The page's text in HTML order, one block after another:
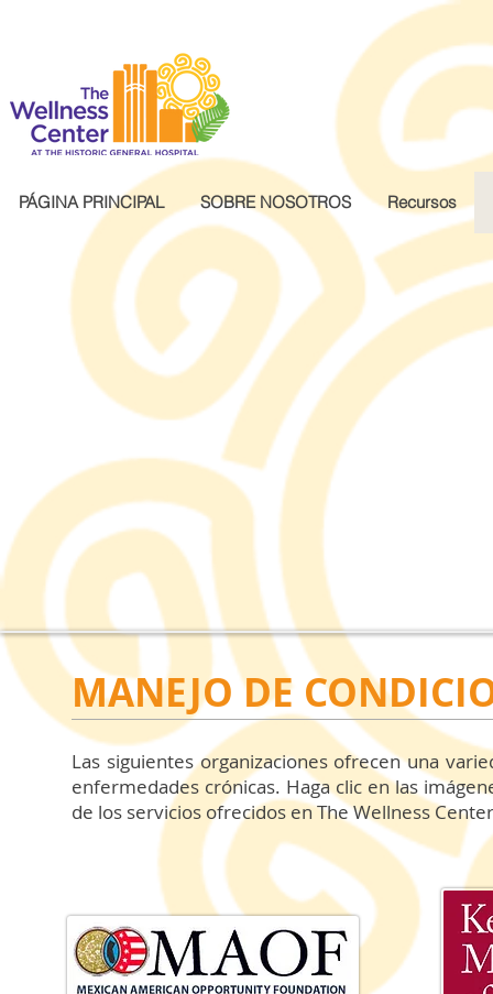
PÁGINA PRINCIPAL SOBRE NOSOTROS Recursos
MANEJO DE
Las siguientes organizaciones ofrecen una
enfermedades crónicas. Haga clic en las
de los servicios ofrecidos en The Wellness